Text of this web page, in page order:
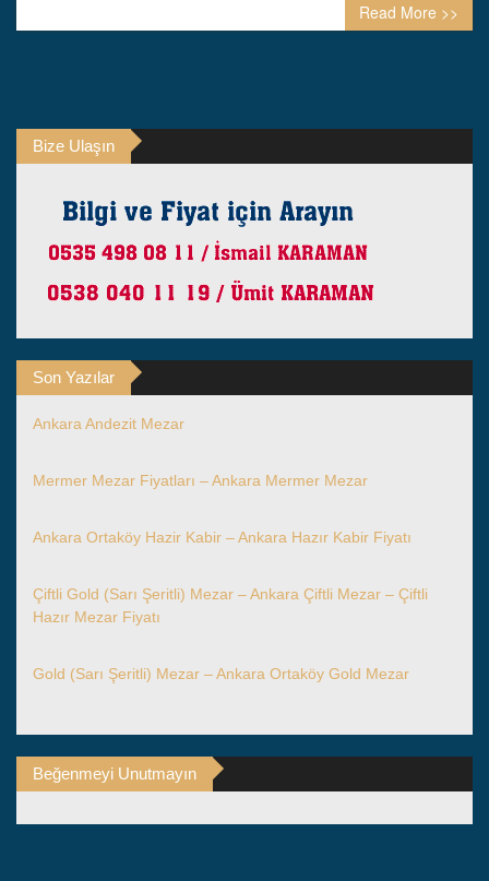
Read More >>
Bize Ulaşın
Son Yazılar
Ankara Andezit Mezar
Mermer Mezar Fiyatları – Ankara Mermer Mezar
Ankara Ortaköy Hazir Kabir – Ankara Hazır Kabir Fiyatı
Çiftli Gold (Sarı Şeritli) Mezar – Ankara Çiftli Mezar – Çiftli
Hazır Mezar Fiyatı
Gold (Sarı Şeritli) Mezar – Ankara Ortaköy Gold Mezar
Beğenmeyi Unutmayın